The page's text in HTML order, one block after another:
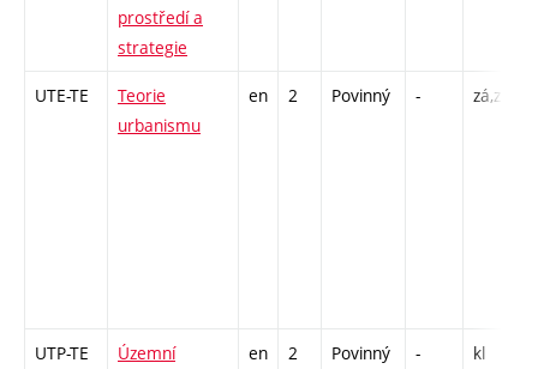
prostředí a
strategie
UTE-TE
Teorie
urbanismu
en 2 Povinný - zá,zk
UTP-TE
Územní
en 2 Povinný - kl